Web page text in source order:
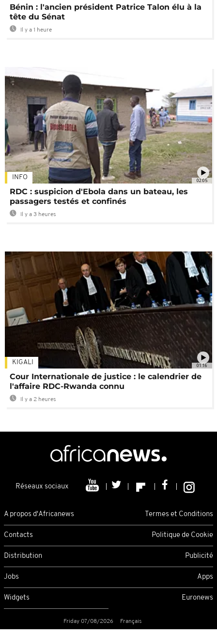
Bénin : l'ancien président Patrice Talon élu à la
tête du Sénat
Il y a 1 heure
02:05
INFO
RDC : suspicion d'Ebola dans un bateau, les
passagers testés et confinés
Il y a 3 heures
01:16
KIGALI
Cour Internationale de justice : le calendrier de
l'affaire RDC-Rwanda connu
Il y a 2 heures
Réseaux sociaux
A propos d'Africanews Termes et Conditions
Contacts Politique de Cookie
Distribution Publicité
Jobs Apps
Widgets Euronews
Friday 07/08/2026